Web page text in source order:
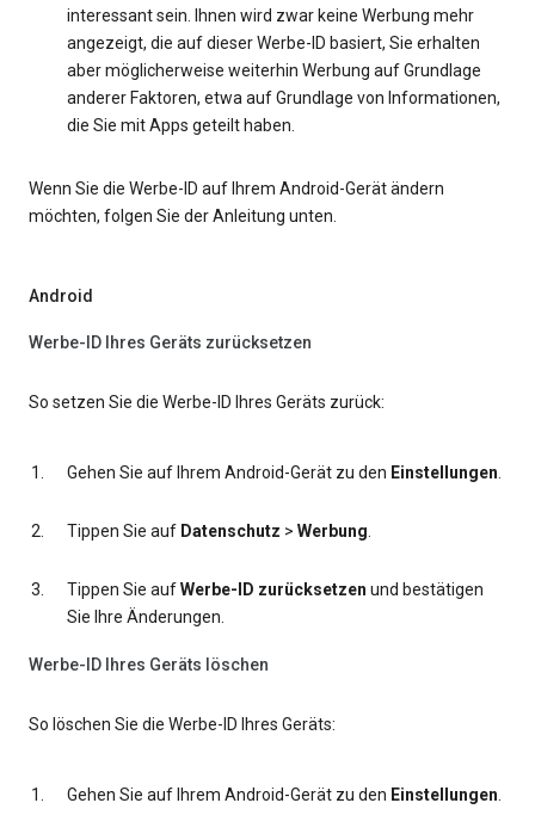
interessant sein. Ihnen wird zwar keine Werbung mehr
angezeigt, die auf dieser Werbe-ID basiert, Sie erhalten
aber möglicherweise weiterhin Werbung auf Grundlage
anderer Faktoren, etwa auf Grundlage von Informationen,
die Sie mit Apps geteilt haben.
Wenn Sie die Werbe-ID auf Ihrem Android-Gerät ändern
möchten, folgen Sie der Anleitung unten.
Android
Werbe-ID Ihres Geräts zurücksetzen
So setzen Sie die Werbe-ID Ihres Geräts zurück:
Gehen Sie auf Ihrem Android-Gerät zu den Einstellungen.
Tippen Sie auf Datenschutz > Werbung.
Tippen Sie aufWerbe-ID zurücksetzen und bestätigen
Sie Ihre Änderungen.
Werbe-ID Ihres Geräts löschen
So löschen Sie die Werbe-ID Ihres Geräts:
Gehen Sie auf Ihrem Android-Gerät zu den Einstellungen.